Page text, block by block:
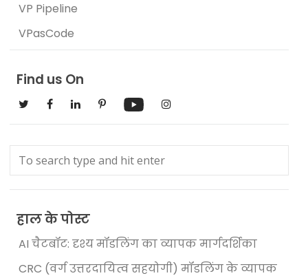
VP Pipeline
VPasCode
Find us On
हाल के पोस्ट
AI चैटबॉट: दृश्य मॉडलिंग का व्यापक मार्गदर्शिका
CRC (वर्ग उत्तरदायित्व सहयोगी) मॉडलिंग के व्यापक